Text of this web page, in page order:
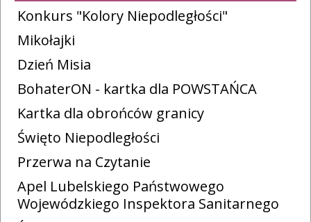
Konkurs "Kolory Niepodległości"
Mikołajki
Dzień Misia
BohaterON - kartka dla POWSTAŃCA
Kartka dla obrońców granicy
Święto Niepodległości
Przerwa na Czytanie
Apel Lubelskiego Państwowego
Wojewódzkiego Inspektora Sanitarnego